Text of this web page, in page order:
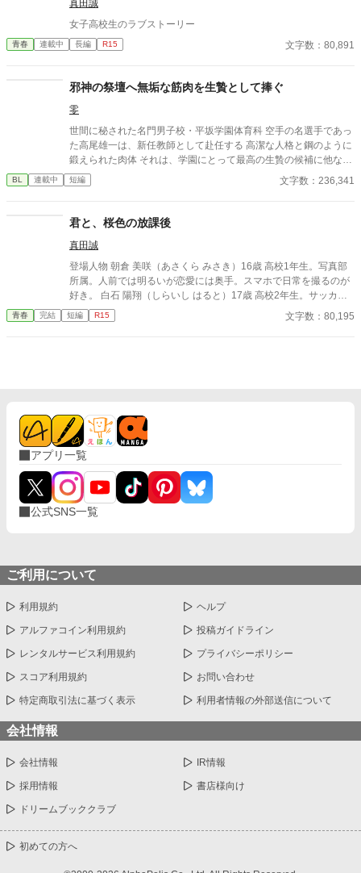
真田誠
女子高校生のラブストーリー
青春 連載中 長編 R15 文字数：80,891
邪神の祭壇へ無垢な筋肉を生贄として捧ぐ
零
世間に秘された名門男子校・平坂学園体育科 空手の名選手であっ
た高尾雄一は、新任教師として赴任する 高潔な人格と鋼のように
鍛えられた肉体 それは、学園にとって最高の生贄の候補に他なら
なかった 至高の筋肉を持つ、精神を削られ意志をなくした青年を
太古の神に捧げるため、“水”、“風”、“土”の信奉者達が暗躍する 意
校で繰り広げられるダークファンタジー
BL 連載中 短編 文字数：236,341
君と、桜色の放課後
真田誠
登場人物 朝倉 美咲（あさくら みさき）16歳 高校1年生。写真部
所属。人前では明るいが恋愛には奥手。スマホで日常を撮るのが
好き。 白石 陽翔（しらいし はると）17歳 高校2年生。サッカー
部エース。優しく誰にでも親切で学校中の人気者。 西園寺 凛（さ
いおんじ りん）16歳 美咲の親友。恋愛経験豊富で美咲を応援す
青春 完結 短編 R15 文字数：80,195
アプリ一覧
公式SNS一覧
ご利用について
利用規約 ヘルプ
アルファコイン利用規約 投稿ガイドライン
レンタルサービス利用規約 プライバシーポリシー
スコア利用規約 お問い合わせ
特定商取引法に基づく表示 利用者情報の外部送信について
会社情報
会社情報 IR情報
採用情報 書店様向け
ドリームブッククラブ
初めての方へ